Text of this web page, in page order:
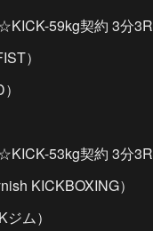
59kg契約 3分3R
）
53kg契約 3分3R
KICKBOXING）
ム）